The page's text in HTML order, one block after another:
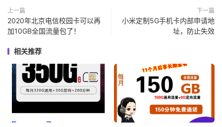
上一篇
2020年北京电信校园卡可以再
加10GB全国流量包了！
下一篇
小米定制5G手机卡内部申请地
址，防止失效
相关推荐